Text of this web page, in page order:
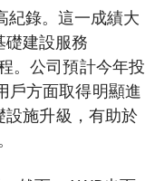
紀錄。這一成績大
礎建設服務
。公司預計今年投
戶方面取得明顯進
設施升級，有助於